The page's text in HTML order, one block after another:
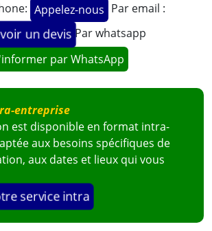
Appelez-nous Par email :
un devis Par whatsapp
par WhatsApp
entreprise
est disponible en format intra-
aux besoins spécifiques de
aux dates et lieux qui vous
service intra